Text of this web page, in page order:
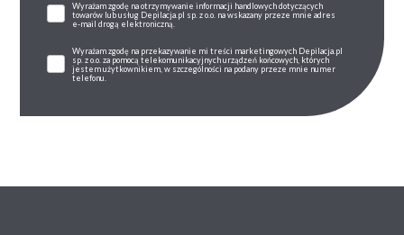
Wyrażam zgodę na otrzymywanie informacji handlowych dotyczących
towarów lub usług Depilacja.pl sp. z o.o. na wskazany przeze mnie adres
e-mail drogą elektroniczną.
Wyrażam zgodę na przekazywanie mi treści marketingowych Depilacja.pl
sp. z o.o. za pomocą telekomunikacyjnych urządzeń końcowych, których
jestem użytkownikiem, w szczególności na podany przeze mnie numer
telefonu.